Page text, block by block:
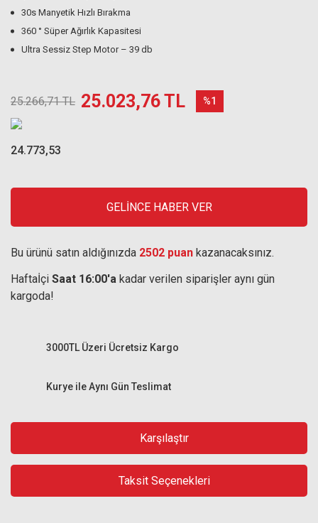
30s Manyetik Hızlı Bırakma
360 ° Süper Ağırlık Kapasitesi
Ultra Sessiz Step Motor – 39 db
25.266,71 TL 25.023,76 TL %1
24.773,53
GELİNCE HABER VER
Bu ürünü satın aldığınızda 2502 puan kazanacaksınız.
Haftaİçi Saat 16:00'a kadar verilen siparişler aynı gün
kargoda!
Kurye ile Aynı Gün Teslimat
3000TL Üzeri Ücretsiz Kargo
Karşılaştır
Taksit Seçenekleri